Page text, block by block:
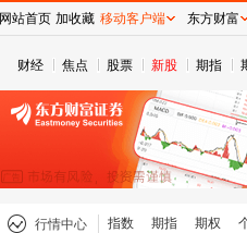
财经 焦点 股票 新股 期指
行情中心 指数 期指 期权
网站首页 加收藏 移动客户端 东方财富